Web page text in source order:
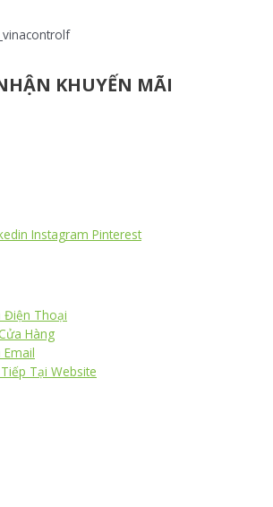
KHUYẾN MÃI
Instagram Pinterest
Điện Thoại
Hàng
Tại Website